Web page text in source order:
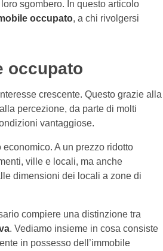
sgombero. In questo articolo
occupato, a chi rivolgersi
occupato
crescente. Questo grazie alla
percezione, da parte di molti
vantaggiose.
A un prezzo ridotto
ville e locali, ma anche
dimensioni dei locali a zone di
compiere una distinzione tra
. Vediamo insieme in cosa consiste
in possesso dell’immobile